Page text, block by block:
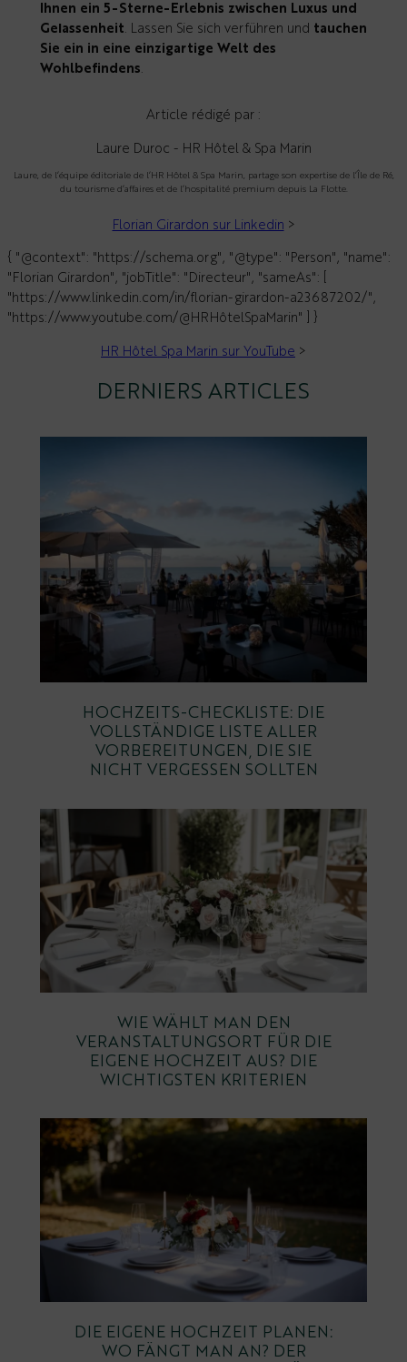
Ihnen ein 5-Sterne-Erlebnis zwischen Luxus und
Gelassenheit. Lassen Sie sich verführen und tauchen
Sie ein in eine einzigartige Welt des
Wohlbefindens.
Article rédigé par :
Laure Duroc - HR Hôtel & Spa Marin
Laure, de l’équipe éditoriale de l’HR Hôtel & Spa Marin, partage son expertise de l’Île de Ré,
du tourisme d’affaires et de l’hospitalité premium depuis La Flotte.
Florian Girardon sur Linkedin >
{ "@context": "https://schema.org", "@type": "Person", "name":
"Florian Girardon", "jobTitle": "Directeur", "sameAs": [
"https://www.linkedin.com/in/florian-girardon-a23687202/",
"https://www.youtube.com/@HRHôtelSpaMarin" ] }
HR Hôtel Spa Marin sur YouTube >
DERNIERS ARTICLES
HOCHZEITS-CHECKLISTE: DIE
VOLLSTÄNDIGE LISTE ALLER
VORBEREITUNGEN, DIE SIE
NICHT VERGESSEN SOLLTEN
WIE WÄHLT MAN DEN
VERANSTALTUNGSORT FÜR DIE
EIGENE HOCHZEIT AUS? DIE
WICHTIGSTEN KRITERIEN
DIE EIGENE HOCHZEIT PLANEN:
WO FÄNGT MAN AN? DER